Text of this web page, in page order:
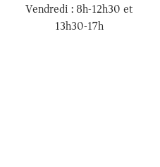
Vendredi : 8h-12h30 et
13h30-17h